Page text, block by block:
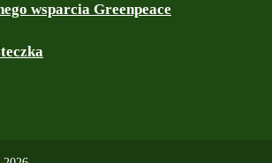
wsparcia Greenpeace